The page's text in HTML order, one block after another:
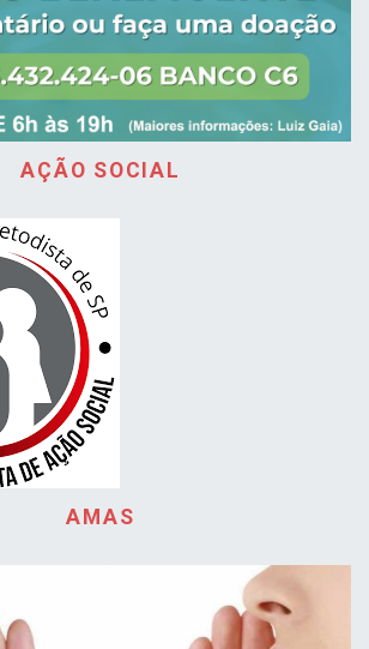
AÇÃO SOCIAL
AMAS